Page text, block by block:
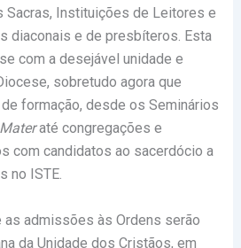
Sacras, Instituições de Leitores e
diaconais e de presbíteros. Esta
com a desejável unidade e
sobretudo agora que
formação, desde os Seminários
até congregações e
com candidatos ao sacerdócio a
no ISTE.
admissões às Ordens serão
da Unidade dos Cristãos, em